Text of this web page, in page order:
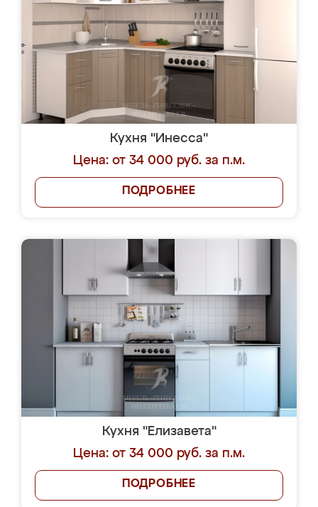
Кухня "Инесса"
Цена: от 34 000 руб. за п.м.
ПОДРОБНЕЕ
Кухня "Елизавета"
Цена: от 34 000 руб. за п.м.
ПОДРОБНЕЕ